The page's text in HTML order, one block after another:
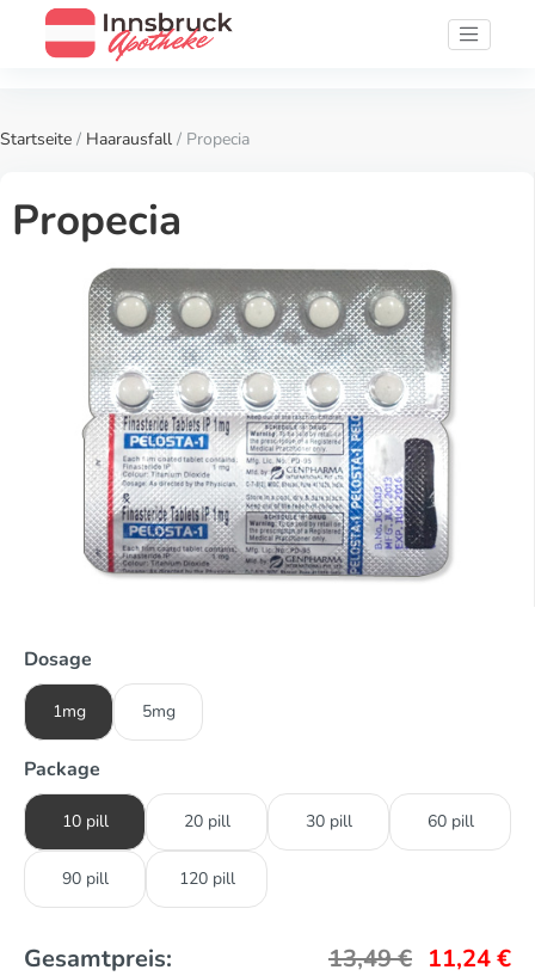
Startseite / Haarausfall / Propecia
Propecia
Dosage
1mg 5mg
Package
10 pill 20 pill 30 pill 60 pill
90 pill 120 pill
Gesamtpreis: 13,49€ 11,24€